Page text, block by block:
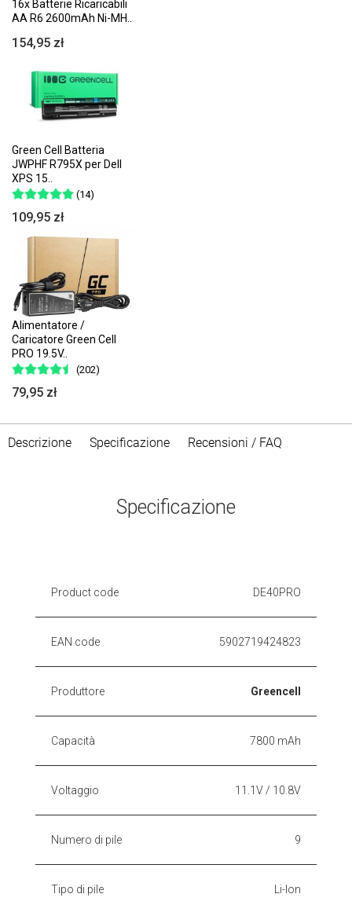
16x Batterie Ricaricabili
AA R6 2600mAh Ni-MH..
154,95 zł
Green Cell Batteria
JWPHF R795X per Dell
XPS 15..
(14)
109,95 zł
Alimentatore /
Caricatore Green Cell
PRO 19.5V..
(202)
79,95 zł
Descrizione Specificazione Recensioni / FAQ
Specificazione
Product code DE40PRO
EAN code 5902719424823
Produttore Greencell
Capacità 7800 mAh
Voltaggio 11.1V / 10.8V
Numero di pile 9
Tipo di pile Li-Ion